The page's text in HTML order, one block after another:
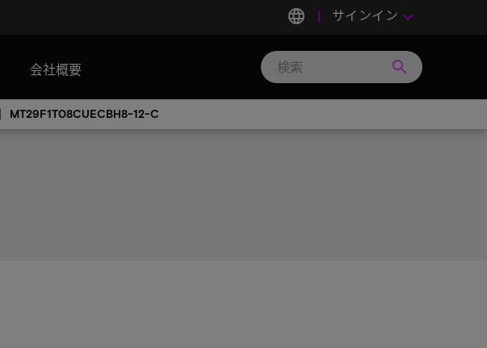
language サインイン keyboard_arrow_down
会社概要 search
MT29F1T08CUECBH8-12-C